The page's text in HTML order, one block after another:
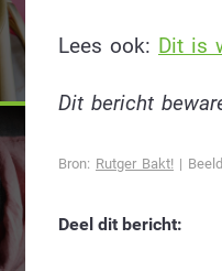
Lees ook: Dit is
Dit bericht
Bron: Rutger Bakt!|
Deel dit bericht: